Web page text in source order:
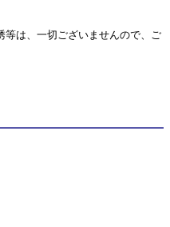
は、一切ございませんので、ご